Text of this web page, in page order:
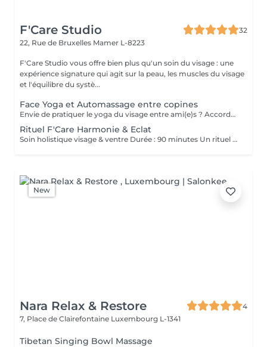
F'Care Studio
32
22, Rue de Bruxelles Mamer L-8223
F'Care Studio vous offre bien plus qu'un soin du visage : une
expérience signature qui agit sur la peau, les muscles du visage
et l'équilibre du systè...
Face Yoga et Automassage entre copines
Envie de pratiquer le yoga du visage entre ami(e)s ? Accordez-vous un moment de détente et de partage, tout en apprenant les pratiques de Yoga facial et de l'automassage. Des solutions naturelles et efficaces pour tonifier, lisser, restructurer le visage, et raviver l'éclat. Franciane adapte le contenu du cours selon votre tranche d'âge, vos préoccupations et envies. Les cours collectifs sont proposés pour des groupes de 3 à 10 personnes. Prix dégressif à partir de 5 participantes Cours de 60 minutes en présentiel chez F'Care Studio, 22 rue de Bruxelles, L-8223 Mamer (Luxembourg).
Rituel F'Care Harmonie & Eclat
Soin holistique visage & ventre Durée : 90 minutes Un rituel profondément rééquilibrant qui relie le ventre, le visage et le système nerveux pour libérer les tensions accumulées, alléger le corps et révéler l'éclat naturel du visage. Le Rituel F'Care Harmonie & Éclat débute par un massage abdominal inspiré du Chi Nei Tsang, associé à des techniques de drainage et de travail manuel profond visant à relâcher les tensions physiques et émotionnelles logées dans le ventre. Cette première étape favorise une sensation de légèreté, améliore la circulation et invite le corps à un profond lâcher-prise. Le soin se poursuit avec un massage de la nuque, du cuir chevelu et un massage Face Sculpting sur mesure du visage., Les tensions musculaires se relâchent, les traits se défatiguent, les volumes du visage retrouvent davantage d'harmonie et la peau révèle un éclat plus frais et lumineux. Chaque séance est adaptée aux besoins du moment afin d'accompagner le visage et le corps vers un équilibre plus global. Bienfaits du rituel : Libération des tensions abdominales et émotionnelles Sensation de légèreté et de fluidité dans le corps Relâchement des tensions du visage, de la nuque et des trapèzes Drainage et stimulation de la circulation Traits plus détendus et visage plus lumineux Soutien de l'équilibre global du corps et du système nerveux Résultat : Le ventre se relâche, la respiration devient plus fluide, le visage retrouve de la douceur et de l'éclat. Le corps s'allège, l'esprit s'apaise et une sensation profonde d'harmonie intérieure s'installe.
New
Nara Relax & Restore
4
7, Place de Clairefontaine Luxembourg L-1341
Tibetan Singing Bowl Massage